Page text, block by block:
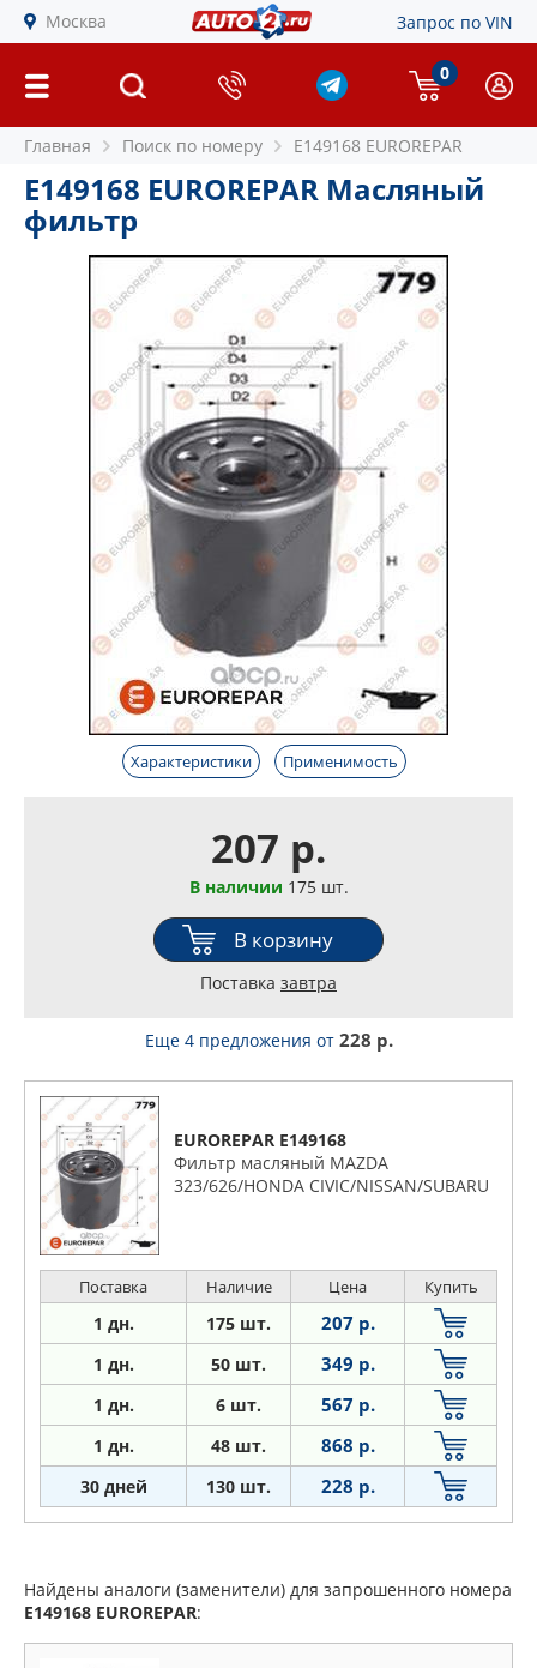
Москва Запрос по VIN
0
Главная Поиск по номеру E149168 EUROREPAR
E149168 EUROREPAR Масляный
фильтр
Характеристики Применимость
207 р.
В наличии 175 шт.
В корзину
Поставка завтра
Еще 4 предложения от 228 р.
EUROREPAR E149168
Фильтр масляный MAZDA
323/626/HONDA CIVIC/NISSAN/SUBARU
Поставка Наличие Цена Купить
1 дн. 175 шт. 207 р.
1 дн. 50 шт. 349 р.
1 дн. 6 шт. 567 р.
1 дн. 48 шт. 868 р.
30 дней 130 шт. 228 р.
Найдены аналоги (заменители) для запрошенного номера
E149168 EUROREPAR: